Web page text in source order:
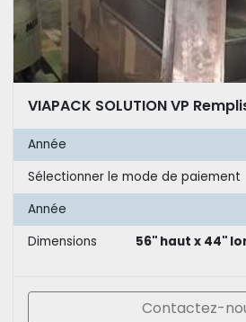
Année
Sélectionner le mode de paiement
Année
Dimensions
56'' haut x 44''
Contactez-